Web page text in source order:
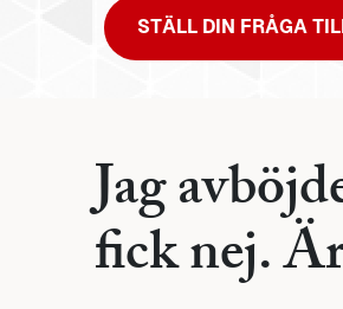
STÄLL DIN FRÅGA
Jag
fick nej.